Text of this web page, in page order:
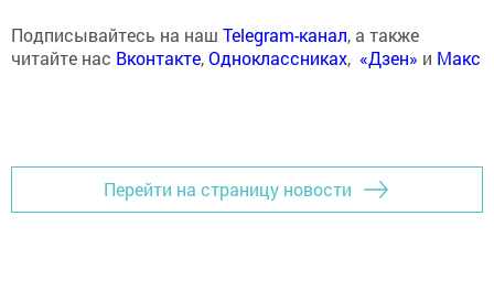
Подписывайтесь на наш Telegram-канал, а также
читайте нас Вконтакте,Одноклассниках, «Дзен» и Макс
Перейти на страницу новости